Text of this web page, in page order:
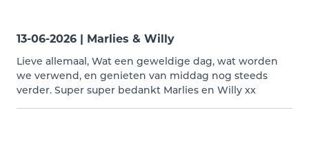
13-06-2026 | Marlies & Willy
Lieve allemaal, Wat een geweldige dag, wat worden
we verwend, en genieten van middag nog steeds
verder. Super super bedankt Marlies en Willy xx